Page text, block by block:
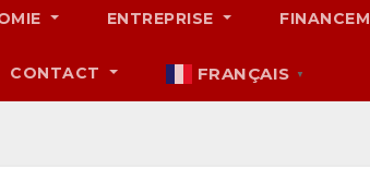
ENTREPRISE
CONTACT FRANÇAIS ▼